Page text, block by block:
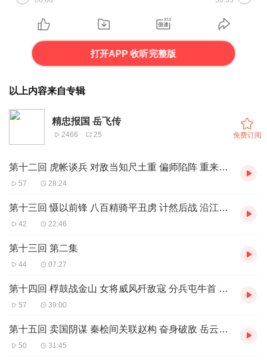
打开APP 收听完整版
以上内容来自专辑
精忠报国 岳飞传
2466 25 免费订阅
第十二回 虎帐谈兵 对敌当知尺土重 偏师陷阵 重来还使一军惊
57 28:24
第十三回 慑以前锋 八百精骑平丑虏 计然后战 沿江灯火震兀木
42 22:46
第十三回 第二集
44 07:27
第十四回 桴鼓战金山 女将威风歼敌寇 分兵屯牛首 岳飞勇略定江淮
57 39:00
第十五回 卖国阴谋 秦桧间关联赵构 奋身破敌 岳云匹马斩京超
50 31:45